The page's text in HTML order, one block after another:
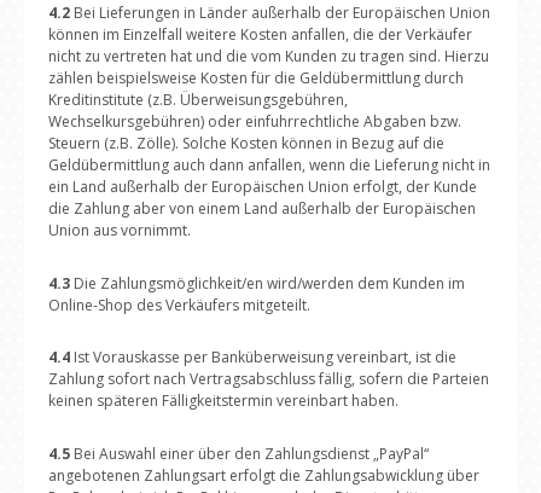
4.2 Bei Lieferungen in Länder außerhalb der Europäischen Union
können im Einzelfall weitere Kosten anfallen, die der Verkäufer
nicht zu vertreten hat und die vom Kunden zu tragen sind. Hierzu
zählen beispielsweise Kosten für die Geldübermittlung durch
Kreditinstitute (z.B. Überweisungsgebühren,
Wechselkursgebühren) oder einfuhrrechtliche Abgaben bzw.
Steuern (z.B. Zölle). Solche Kosten können in Bezug auf die
Geldübermittlung auch dann anfallen, wenn die Lieferung nicht in
ein Land außerhalb der Europäischen Union erfolgt, der Kunde
die Zahlung aber von einem Land außerhalb der Europäischen
Union aus vornimmt.
4.3 Die Zahlungsmöglichkeit/en wird/werden dem Kunden im
Online-Shop des Verkäufers mitgeteilt.
4.4 Ist Vorauskasse per Banküberweisung vereinbart, ist die
Zahlung sofort nach Vertragsabschluss fällig, sofern die Parteien
keinen späteren Fälligkeitstermin vereinbart haben.
4.5 Bei Auswahl einer über den Zahlungsdienst „PayPal“
angebotenen Zahlungsart erfolgt die Zahlungsabwicklung über